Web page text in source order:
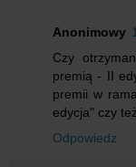
Anonimowy
Czy
premią - II
premii w
edycja" czy
Odpowiedz